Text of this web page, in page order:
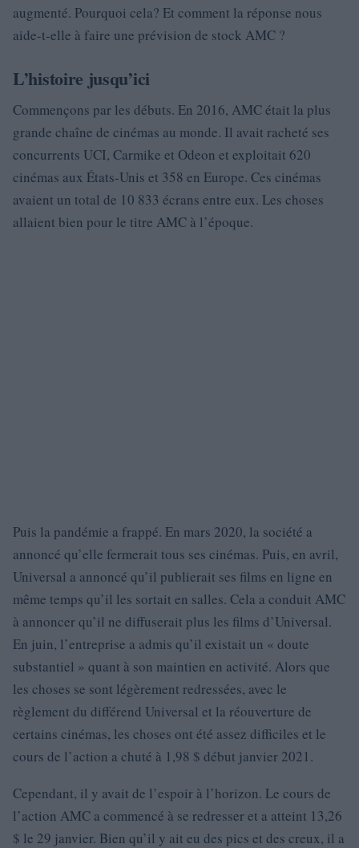
augmenté. Pourquoi cela? Et comment la réponse nous
aide-t-elle à faire une prévision de stock AMC ?
L’histoire jusqu’ici
Commençons par les débuts. En 2016, AMC était la plus
grande chaîne de cinémas au monde. Il avait racheté ses
concurrents UCI, Carmike et Odeon et exploitait 620
cinémas aux États-Unis et 358 en Europe. Ces cinémas
avaient un total de 10 833 écrans entre eux. Les choses
allaient bien pour le titre AMC à l’époque.
Puis la pandémie a frappé. En mars 2020, la société a
annoncé qu’elle fermerait tous ses cinémas. Puis, en avril,
Universal a annoncé qu’il publierait ses films en ligne en
même temps qu’il les sortait en salles. Cela a conduit AMC
à annoncer qu’il ne diffuserait plus les films d’Universal.
En juin, l’entreprise a admis qu’il existait un « doute
substantiel » quant à son maintien en activité. Alors que
les choses se sont légèrement redressées, avec le
règlement du différend Universal et la réouverture de
certains cinémas, les choses ont été assez difficiles et le
cours de l’action a chuté à 1,98 $ début janvier 2021.
Cependant, il y avait de l’espoir à l’horizon. Le cours de
l’action AMC a commencé à se redresser et a atteint 13,26
$ le 29 janvier. Bien qu’il y ait eu des pics et des creux, il a